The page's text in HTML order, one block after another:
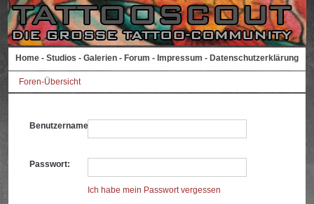
Home - Studios - Galerien - Forum - Impressum - Datenschutzerklärung
Foren-Übersicht
Benutzername:
Passwort:
Ich habe mein Passwort vergessen